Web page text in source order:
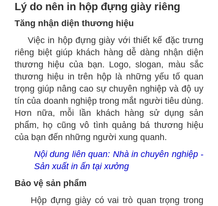
Lý do nên in hộp đựng giày riêng
Tăng nhận diện thương hiệu
Việc in hộp đựng giày với thiết kế đặc trưng
riêng biệt giúp khách hàng dễ dàng nhận diện
thương hiệu của bạn. Logo, slogan, màu sắc
thương hiệu in trên hộp là những yếu tố quan
trọng giúp nâng cao sự chuyên nghiệp và độ uy
tín của doanh nghiệp trong mắt người tiêu dùng.
Hơn nữa, mỗi lần khách hàng sử dụng sản
phẩm, họ cũng vô tình quảng bá thương hiệu
của bạn đến những người xung quanh.
Nội dung liên quan: Nhà in chuyên nghiệp -
Sản xuất in ấn tại xưởng
Bảo vệ sản phẩm
Hộp đựng giày có vai trò quan trọng trong